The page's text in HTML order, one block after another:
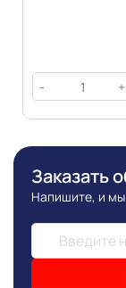
- +
Заказать
Напишите, и мы